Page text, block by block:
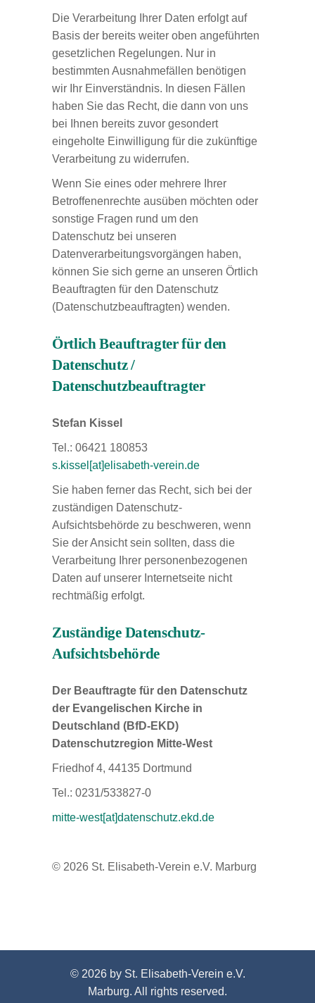
Die Verarbeitung Ihrer Daten erfolgt auf
Basis der bereits weiter oben angeführten
gesetzlichen Regelungen. Nur in
bestimmten Ausnahmefällen benötigen
wir Ihr Einverständnis. In diesen Fällen
haben Sie das Recht, die dann von uns
bei Ihnen bereits zuvor gesondert
eingeholte Einwilligung für die zukünftige
Verarbeitung zu widerrufen.
Wenn Sie eines oder mehrere Ihrer
Betroffenenrechte ausüben möchten oder
sonstige Fragen rund um den
Datenschutz bei unseren
Datenverarbeitungsvorgängen haben,
können Sie sich gerne an unseren Örtlich
Beauftragten für den Datenschutz
(Datenschutzbeauftragten) wenden.
Örtlich Beauftragter für den
Datenschutz /
Datenschutzbeauftragter
Stefan Kissel
Tel.: 06421 180853
s.kissel[at]elisabeth-verein.de
Sie haben ferner das Recht, sich bei der
zuständigen Datenschutz-
Aufsichtsbehörde zu beschweren, wenn
Sie der Ansicht sein sollten, dass die
Verarbeitung Ihrer personenbezogenen
Daten auf unserer Internetseite nicht
rechtmäßig erfolgt.
Zuständige Datenschutz-
Aufsichtsbehörde
Der Beauftragte für den Datenschutz
der Evangelischen Kirche in
Deutschland (BfD-EKD)
Datenschutzregion Mitte-West
Friedhof 4, 44135 Dortmund
Tel.: 0231/533827-0
mitte-west[at]datenschutz.ekd.de
© 2026 St. Elisabeth-Verein e.V. Marburg
© 2026 by St. Elisabeth-Verein e.V.
Marburg. All rights reserved.